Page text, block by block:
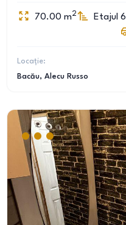
70.00 m2 Etajul 6
Locație:
Bacău, Alecu Russo